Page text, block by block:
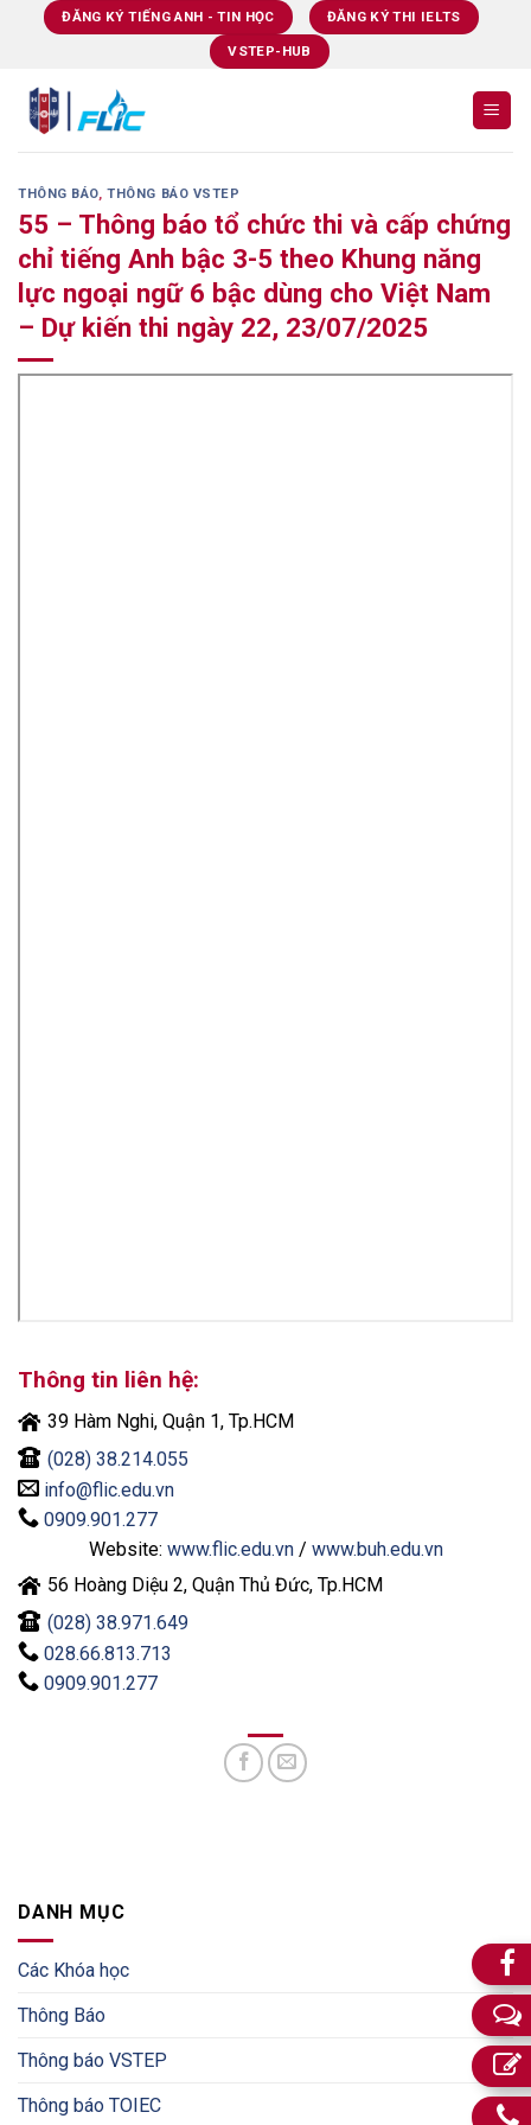
ĐĂNG KÝ TIẾNG ANH - TIN HỌC ĐĂNG KÝ THI IELTS
VSTEP-HUB
THÔNG BÁO,THÔNG BÁO VSTEP
55 – Thông báo tổ chức thi và cấp chứng
chỉ tiếng Anh bậc 3-5 theo Khung năng
lực ngoại ngữ 6 bậc dùng cho Việt Nam
– Dự kiến thi ngày 22, 23/07/2025
Thông tin liên hệ:
39 Hàm Nghi, Quận 1, Tp.HCM
(028) 38.214.055
info@flic.edu.vn
0909.901.277
Website: www.flic.edu.vn/ www.buh.edu.vn
56 Hoàng Diệu 2, Quận Thủ Đức, Tp.HCM
(028) 38.971.649
028.66.813.713
0909.901.277
DANH MỤC
Các Khóa học
Thông Báo
Thông báo VSTEP
Thông báo TOIEC